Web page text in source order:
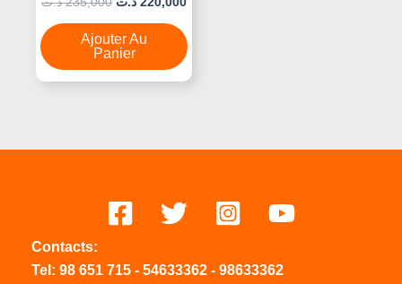
Sur
5
Ajouter Au
Panier
Contacts:
Tel: 98 651 715 - 54633362 - 98633362